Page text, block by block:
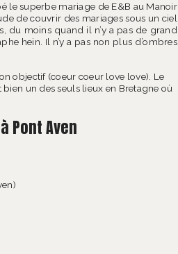
le superbe mariage de E&B au Manoir
de couvrir des mariages sous un ciel
du moins quand il n’y a pas de grand
hein. Il n’y a pas non plus d’ombres
objectif (coeur coeur love love). Le
un des seuls lieux en Bretagne où
Pont Aven